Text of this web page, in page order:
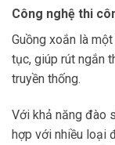
Công nghệ thi
Guồng xoắn là
tục, giúp rút ngắn
truyền thống.
Với khả năng đào
hợp với nhiều loại